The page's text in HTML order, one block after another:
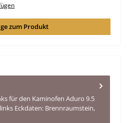
zum Produkt
für den Kaminofen Aduro 9.5
Eckdaten: Brennraumstein,